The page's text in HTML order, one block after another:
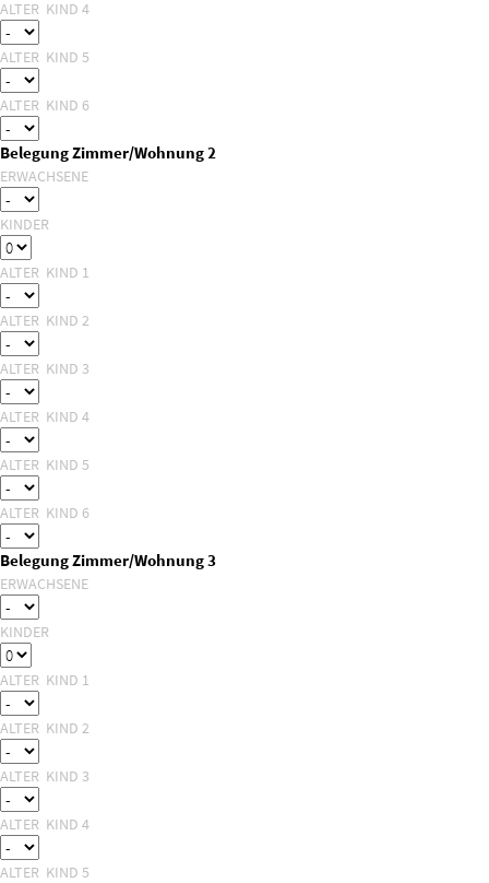
ALTER KIND 4
ALTER KIND 5
ALTER KIND 6
Belegung Zimmer/Wohnung 2
ERWACHSENE
KINDER
ALTER KIND 1
ALTER KIND 2
ALTER KIND 3
ALTER KIND 4
ALTER KIND 5
ALTER KIND 6
Belegung Zimmer/Wohnung 3
ERWACHSENE
KINDER
ALTER KIND 1
ALTER KIND 2
ALTER KIND 3
ALTER KIND 4
ALTER KIND 5